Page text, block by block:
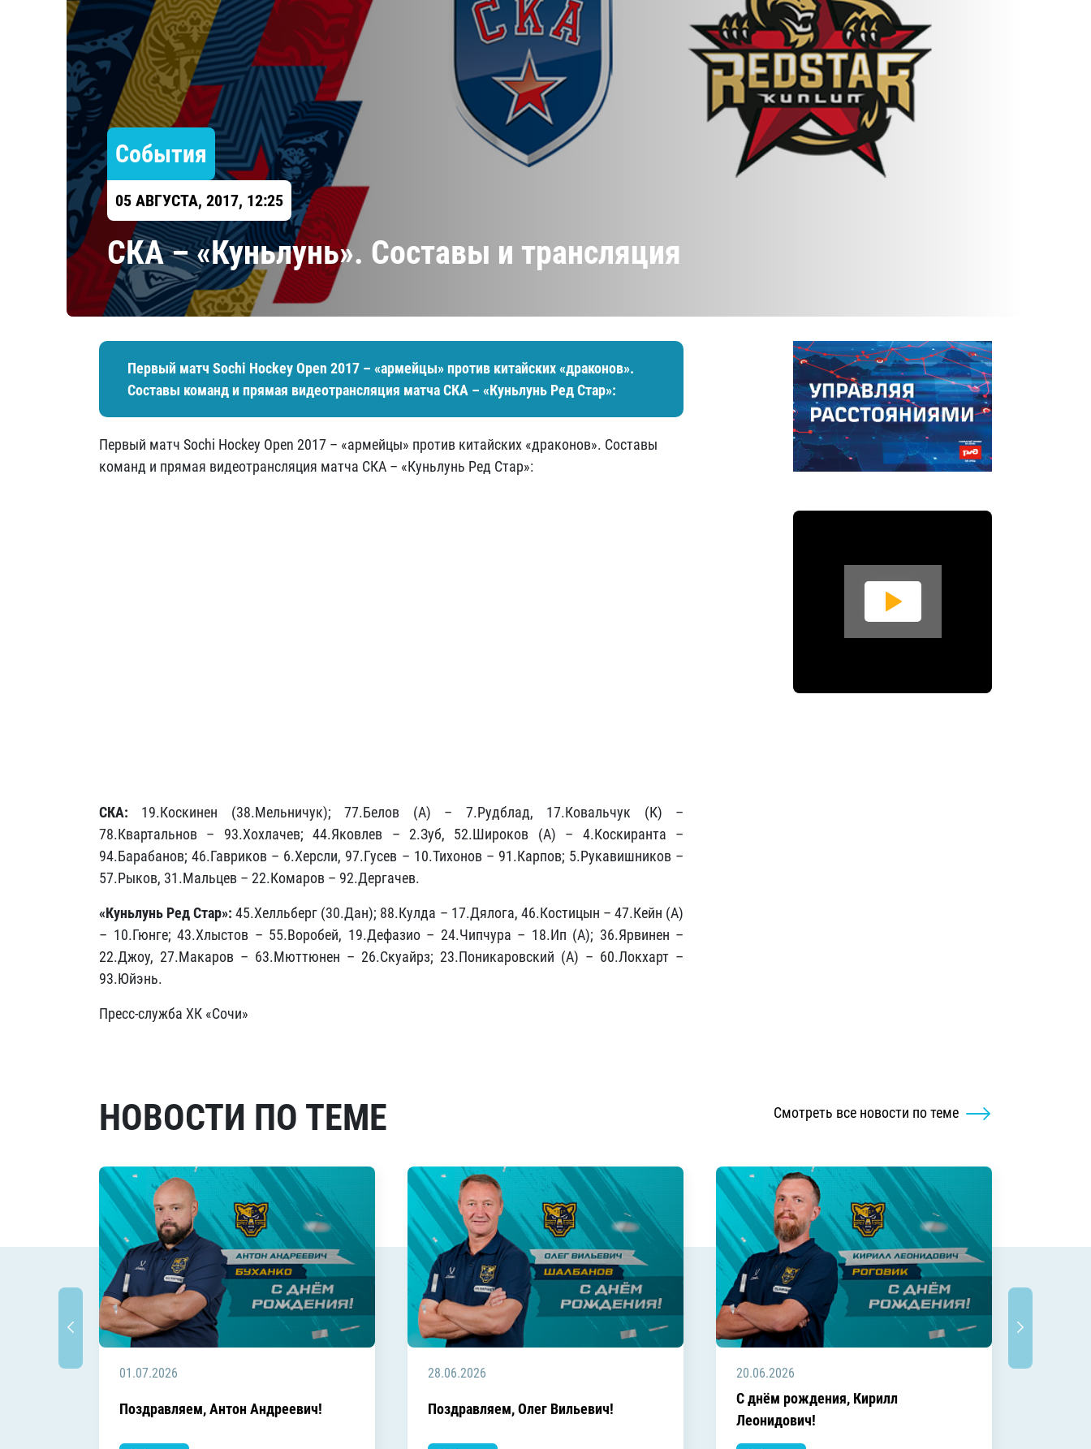
Локомотив
Северсталь
ЦСКА
Шанхайские Драконы
События
05 АВГУСТА, 2017, 12:25
СКА – «Куньлунь». Составы и трансляция
Первый матч Sochi Hockey Open 2017 – «армейцы» против китайских «драконов».
Составы команд и прямая видеотрансляция матча СКА – «Куньлунь Ред Стар»:
Первый матч Sochi Hockey Open 2017 – «армейцы» против китайских «драконов». Составы
команд и прямая видеотрансляция матча СКА – «Куньлунь Ред Стар»:
СКА: 19.Коскинен (38.Мельничук); 77.Белов (А) – 7.Рудблад, 17.Ковальчук (К) –
78.Квартальнов – 93.Хохлачев; 44.Яковлев – 2.Зуб, 52.Широков (А) – 4.Коскиранта –
94.Барабанов; 46.Гавриков – 6.Херсли, 97.Гусев – 10.Тихонов – 91.Карпов; 5.Рукавишников –
57.Рыков, 31.Мальцев – 22.Комаров – 92.Дергачев.
«Куньлунь Ред Стар»:45.Хелльберг (30.Дан); 88.Кулда – 17.Дялога, 46.Костицын – 47.Кейн (А)
– 10.Гюнге; 43.Хлыстов – 55.Воробей, 19.Дефазио – 24.Чипчура – 18.Ип (А); 36.Ярвинен –
22.Джоу, 27.Макаров – 63.Мюттюнен – 26.Скуайрз; 23.Поникаровский (А) – 60.Локхарт –
93.Юйэнь.
Пресс-служба ХК «Сочи»
НОВОСТИ ПО ТЕМЕ Смотреть все новости по теме
01.07.2026
Поздравляем, Антон Андреевич!
28.06.2026
Поздравляем, Олег Вильевич!
20.06.2026
C днём рождения, Кирилл
Леонидович!